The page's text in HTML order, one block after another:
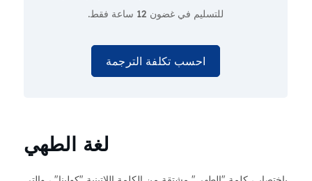
للتسليم في غضون 12 ساعة فقط.
احسب تكلفة الترجمة
لغة الطهي